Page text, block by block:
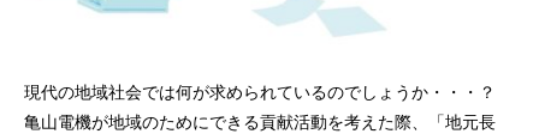
現代の地域社会では何が求められているのでしょうか・・・？
亀山電機が地域のためにできる貢献活動を考えた際、「地元長